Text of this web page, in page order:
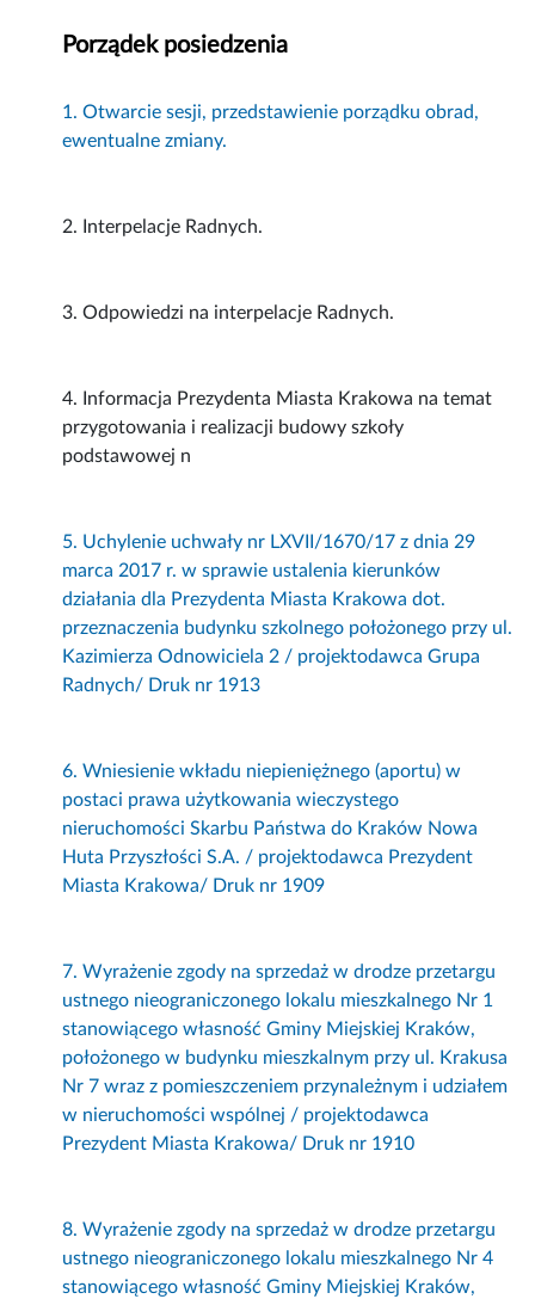
Porządek posiedzenia
1. Otwarcie sesji, przedstawienie porządku obrad,
ewentualne zmiany.
2. Interpelacje Radnych.
3. Odpowiedzi na interpelacje Radnych.
4. Informacja Prezydenta Miasta Krakowa na temat
przygotowania i realizacji budowy szkoły
podstawowej n
5. Uchylenie uchwały nr LXVII/1670/17 z dnia 29
marca 2017 r. w sprawie ustalenia kierunków
działania dla Prezydenta Miasta Krakowa dot.
przeznaczenia budynku szkolnego położonego przy ul.
Kazimierza Odnowiciela 2 / projektodawca Grupa
Radnych/ Druk nr 1913
6. Wniesienie wkładu niepieniężnego (aportu) w
postaci prawa użytkowania wieczystego
nieruchomości Skarbu Państwa do Kraków Nowa
Huta Przyszłości S.A. / projektodawca Prezydent
Miasta Krakowa/ Druk nr 1909
7. Wyrażenie zgody na sprzedaż w drodze przetargu
ustnego nieograniczonego lokalu mieszkalnego Nr 1
stanowiącego własność Gminy Miejskiej Kraków,
położonego w budynku mieszkalnym przy ul. Krakusa
Nr 7 wraz z pomieszczeniem przynależnym i udziałem
w nieruchomości wspólnej / projektodawca
Prezydent Miasta Krakowa/ Druk nr 1910
8. Wyrażenie zgody na sprzedaż w drodze przetargu
ustnego nieograniczonego lokalu mieszkalnego Nr 4
stanowiącego własność Gminy Miejskiej Kraków,